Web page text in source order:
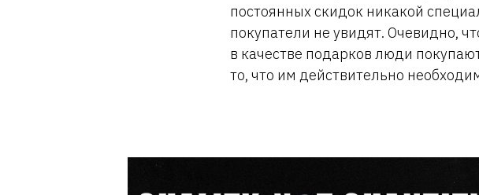
постоянных скидок никакой
покупатели не увидят. Очевидно,
в качестве подарков люди
то, что им действительно